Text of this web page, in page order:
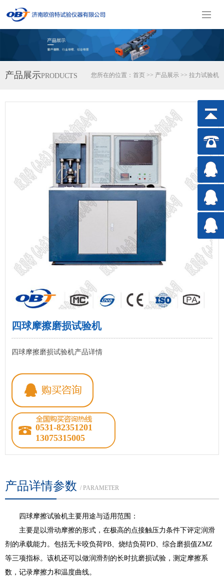
产品展示PRODUCTS 您所在的位置： 首页 >> 产品展示 >> 拉力试验机
四球摩擦磨损试验机
四球摩擦磨损试验机产品详情
0531-82351201
13075315005
产品详情参数 / PARAMETER
四球摩擦试验机主要用途与适用范围：
主要是以滑动摩擦的形式，在极高的点接触压力条件下评定润滑
剂的承载能力。包括无卡咬负荷PB、烧结负荷PD、综合磨损值ZMZ
等三项指标。该机还可以做润滑剂的长时抗磨损试验，测定摩擦系
数，记录摩擦力和温度曲线。